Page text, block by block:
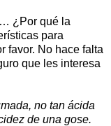
¿Por qué la
para
favor. No hace falta
que les interesa
no tan ácida
de una gose.